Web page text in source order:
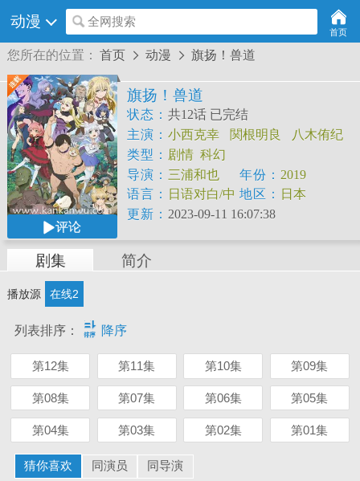
动漫 全网搜索
首页
您所在的位置： 首页  动漫  旗扬！兽道
评论
旗扬！兽道
状态： 共12话 已完结
主演： 小西克幸 関根明良
八木侑纪
樱庭有纱
稻田彻
类型： 剧情 科幻
导演： 三浦和也 年份： 2019
语言：
日语对白/中
文字幕
地区：
日本
更新： 2023-09-11 16:07:38
剧集 简介
播放源 在线2
列表排序：  降序
第12集 第11集 第10集 第09集
第08集 第07集 第06集 第05集
第04集 第03集 第02集 第01集
猜你喜欢 同演员 同导演